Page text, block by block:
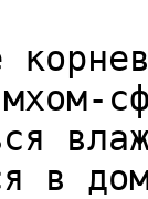
мхом-
в